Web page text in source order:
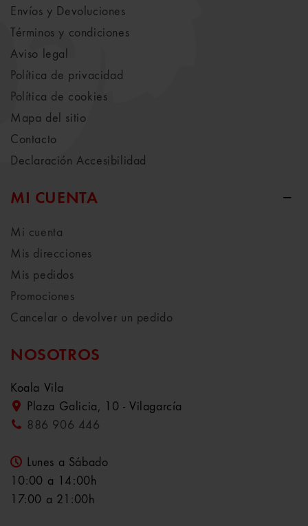
Envíos y Devoluciones
Términos y condiciones
Aviso legal
Política de privacidad
Política de cookies
Mapa del sitio
Contacto
Declaración Accesibilidad
MI CUENTA
Mi cuenta
Mis direcciones
Mis pedidos
Promociones
Cancelar o devolver un pedido
NOSOTROS
Koala Vila
Plaza Galicia, 10 - Vilagarcía
886 906 446
Lunes a Sábado
10:00 a 14:00h
17:00 a 21:00h